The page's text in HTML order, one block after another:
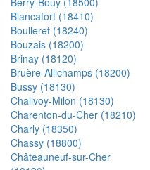
Blancafort (18410)
Boulleret (18240)
Bouzais (18200)
Brinay (18120)
Bruère-Allichamps (18200)
Bussy (18130)
Chalivoy-Milon (18130)
Charenton-du-Cher (18210)
Charly (18350)
Chassy (18800)
Châteauneuf-sur-Cher